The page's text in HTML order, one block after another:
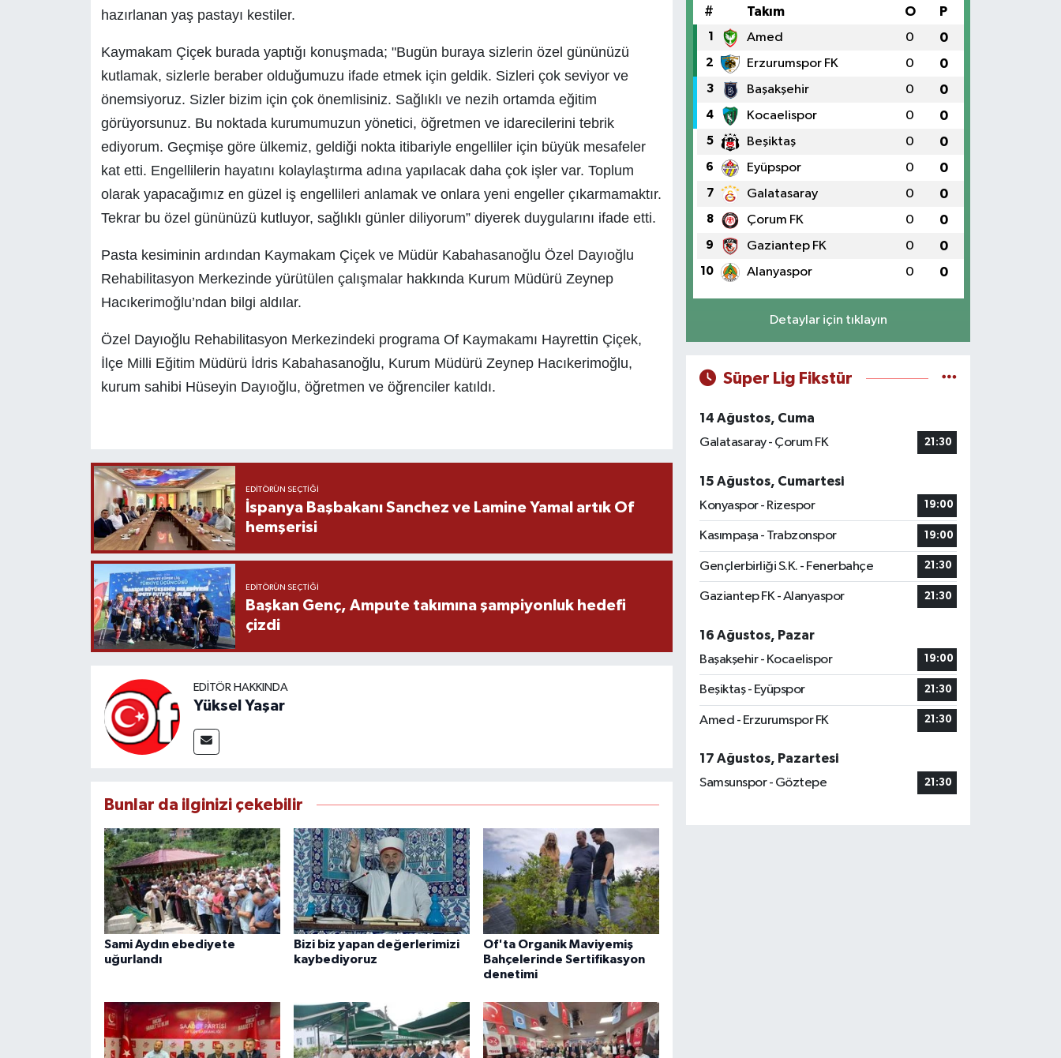
hazırlanan yaş pastayı kestiler.
Kaymakam Çiçek burada yaptığı konuşmada; "Bugün buraya sizlerin özel gününüzü
kutlamak, sizlerle beraber olduğumuzu ifade etmek için geldik. Sizleri çok seviyor ve
önemsiyoruz. Sizler bizim için çok önemlisiniz. Sağlıklı ve nezih ortamda eğitim
görüyorsunuz. Bu noktada kurumumuzun yönetici, öğretmen ve idarecilerini tebrik
ediyorum. Geçmişe göre ülkemiz, geldiği nokta itibariyle engelliler için büyük mesafeler
kat etti. Engellilerin hayatını kolaylaştırma adına yapılacak daha çok işler var. Toplum
olarak yapacağımız en güzel iş engellileri anlamak ve onlara yeni engeller çıkarmamaktır.
Tekrar bu özel gününüzü kutluyor, sağlıklı günler diliyorum” diyerek duygularını ifade etti.
Pasta kesiminin ardından Kaymakam Çiçek ve Müdür Kabahasanoğlu Özel Dayıoğlu
Rehabilitasyon Merkezinde yürütülen çalışmalar hakkında Kurum Müdürü Zeynep
Hacıkerimoğlu’ndan bilgi aldılar.
Özel Dayıoğlu Rehabilitasyon Merkezindeki programa Of Kaymakamı Hayrettin Çiçek,
İlçe Milli Eğitim Müdürü İdris Kabahasanoğlu, Kurum Müdürü Zeynep Hacıkerimoğlu,
kurum sahibi Hüseyin Dayıoğlu, öğretmen ve öğrenciler katıldı.
EDITÖRÜN SEÇTIĞI
İspanya Başbakanı Sanchez ve Lamine Yamal artık Of
hemşerisi
EDITÖRÜN SEÇTIĞI
Başkan Genç, Ampute takımına şampiyonluk hedefi
çizdi
EDITÖR HAKKINDA
Yüksel Yaşar
Bunlar da ilginizi çekebilir
Sami Aydın ebediyete
uğurlandı
Bizi biz yapan değerlerimizi
kaybediyoruz
Of'ta Organik Maviyemiş
Bahçelerinde Sertifikasyon
denetimi
# Takım O P
1 Amed 0 0
2 Erzurumspor FK 0 0
3 Başakşehir 0 0
4 Kocaelispor 0 0
5 Beşiktaş 0 0
6 Eyüpspor 0 0
7 Galatasaray 0 0
8 Çorum FK 0 0
9 Gaziantep FK 0 0
10 Alanyaspor 0 0
Detaylar için tıklayın
Süper Lig Fikstür
14 Ağustos, Cuma
Galatasaray - Çorum FK
21:30
15 Ağustos, Cumartesi
Konyaspor - Rizespor
19:00
Kasımpaşa - Trabzonspor 19:00
Gençlerbirliği S.K. - Fenerbahçe 21:30
Gaziantep FK - Alanyaspor 21:30
16 Ağustos, Pazar
Başakşehir - Kocaelispor
19:00
Beşiktaş - Eyüpspor 21:30
Amed - Erzurumspor FK 21:30
17 Ağustos, Pazartesi
Samsunspor - Göztepe
21:30